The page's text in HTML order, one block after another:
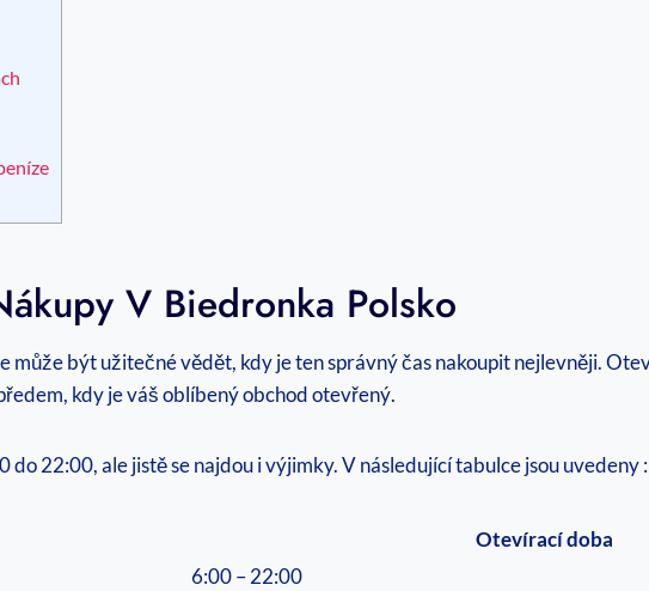
V Biedronka Polsko
může být užitečné vědět, kdy je ten správný čas nakoupit nejlevněji.
kdy je váš oblíbený obchod otevřený.
22:00, ale jistě se najdou i výjimky. V následující tabulce jsou uvedeny :
Otevírací doba
6:00 – 22:00